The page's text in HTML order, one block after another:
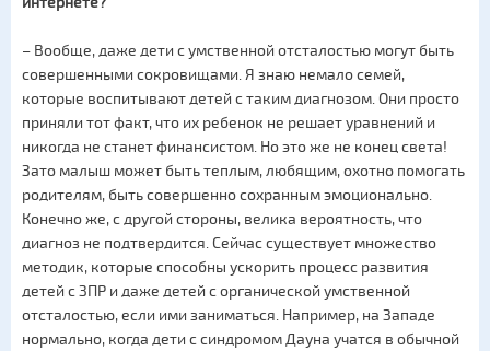
– Вообще, даже дети с умственной отсталостью могут быть
совершенными сокровищами. Я знаю немало семей,
которые воспитывают детей с таким диагнозом. Они просто
приняли тот факт, что их ребенок не решает уравнений и
никогда не станет финансистом. Но это же не конец света!
Зато малыш может быть теплым, любящим, охотно помогать
родителям, быть совершенно сохранным эмоционально.
Конечно же, с другой стороны, велика вероятность, что
диагноз не подтвердится. Сейчас существует множество
методик, которые способны ускорить процесс развития
детей с ЗПР и даже детей с органической умственной
отсталостью, если ими заниматься. Например, на Западе
нормально, когда дети с синдромом Дауна учатся в обычной